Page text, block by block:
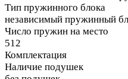
Тип пружинного блока
независимый пружинный
Число пружин на место
512
Комплектация
Наличие подушек